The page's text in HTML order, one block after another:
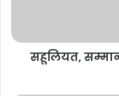
सहूलियत,